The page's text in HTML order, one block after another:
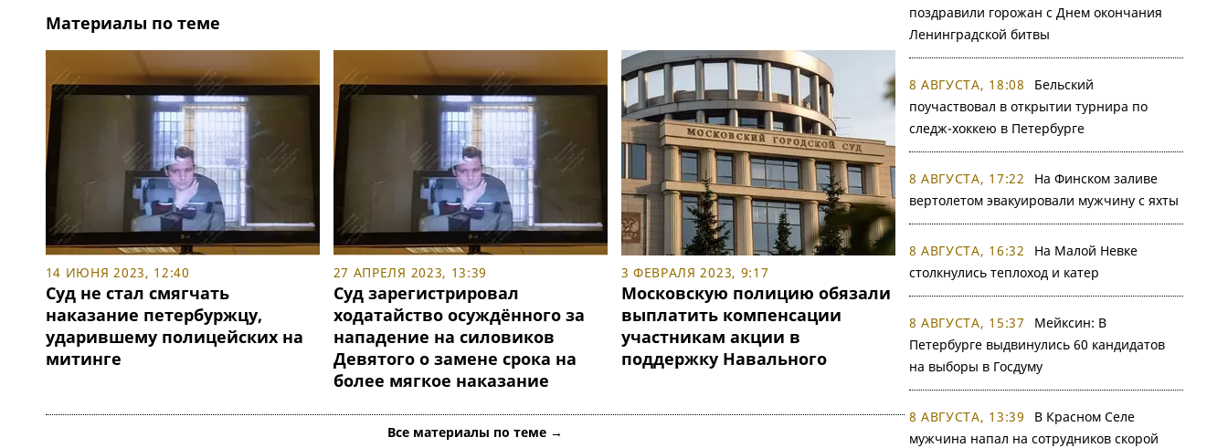
Материалы по теме
14 ИЮНЯ 2023, 12:40
Суд не стал смягчать
наказание петербуржцу,
ударившему полицейских на
митинге
27 АПРЕЛЯ 2023, 13:39
Суд зарегистрировал
ходатайство осуждённого за
нападение на силовиков
Девятого о замене срока на
более мягкое наказание
3 ФЕВРАЛЯ 2023, 9:17
Московскую полицию обязали
выплатить компенсации
участникам акции в
поддержку Навального
Все материалы по теме →
поздравили горожан с Днем окончания
Ленинградской битвы
8 АВГУСТА, 18:08
Бельский
поучаствовал в открытии турнира по
следж-хоккею в Петербурге
8 АВГУСТА, 17:22
На Финском заливе
вертолетом эвакуировали мужчину с яхты
8 АВГУСТА, 16:32
На Малой Невке
столкнулись теплоход и катер
8 АВГУСТА, 15:37
Мейксин: В
Петербурге выдвинулись 60 кандидатов
на выборы в Госдуму
8 АВГУСТА, 13:39
В Красном Селе
мужчина напал на сотрудников скорой